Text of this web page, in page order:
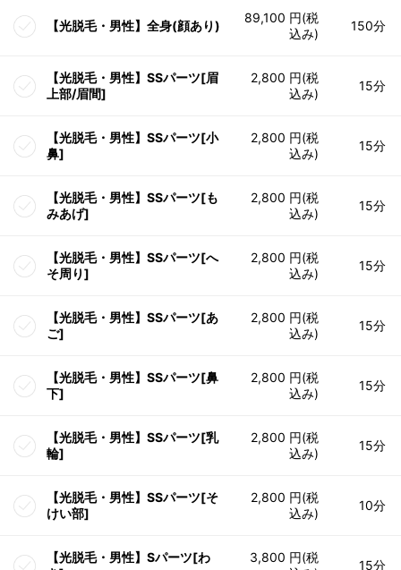
【光脱毛・男性】全身(顔あり)
89,100 円(税
込み)
150分
【光脱毛・男性】SSパーツ[眉
上部/眉間]
2,800 円(税
込み)
15分
【光脱毛・男性】SSパーツ[小
鼻]
2,800 円(税
込み)
15分
【光脱毛・男性】SSパーツ[も
みあげ]
2,800 円(税
込み)
15分
【光脱毛・男性】SSパーツ[へ
そ周り]
2,800 円(税
込み)
15分
【光脱毛・男性】SSパーツ[あ
ご]
2,800 円(税
込み)
15分
【光脱毛・男性】SSパーツ[鼻
下]
2,800 円(税
込み)
15分
【光脱毛・男性】SSパーツ[乳
輪]
2,800 円(税
込み)
15分
【光脱毛・男性】SSパーツ[そ
けい部]
2,800 円(税
込み)
10分
【光脱毛・男性】Sパーツ[わ
3,800 円(税
15分